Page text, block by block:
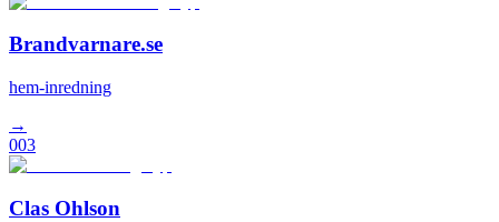
Brandvarnare.se
hem-inredning
→
003
Clas Ohlson